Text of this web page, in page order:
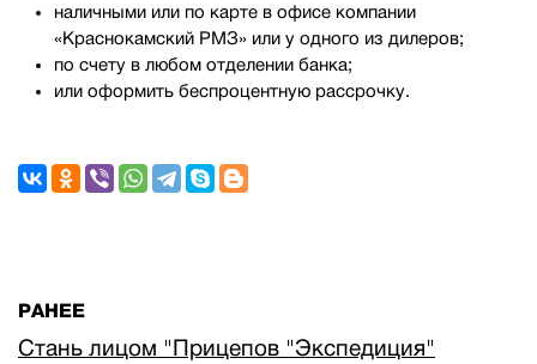
наличными или по карте в офисе компании
«Краснокамский РМЗ» или у одного из дилеров;
по счету в любом отделении банка;
или оформить беспроцентную рассрочку.
РАНЕЕ
Стань лицом "Прицепов "Экспедиция"